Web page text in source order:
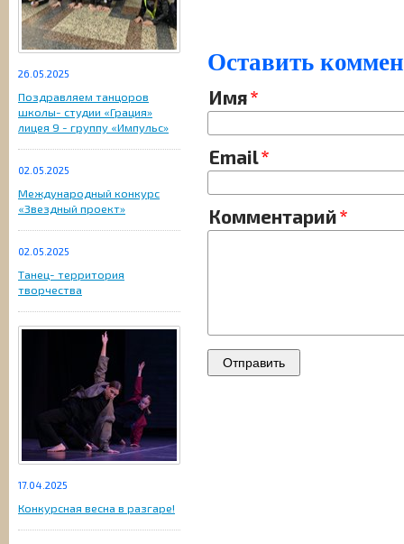
26.05.2025
Поздравляем танцоров
школы- студии «Грация»
лицея 9 - группу «Импульс»
02.05.2025
Международный конкурс
«Звездный проект»
02.05.2025
Танец- территория
творчества
17.04.2025
Конкурсная весна в разгаре!
Оставить
Имя
Email
Комментарий